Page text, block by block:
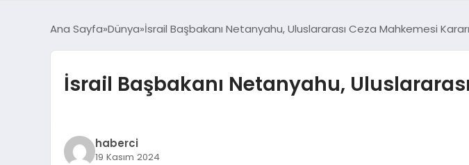
Ana Sayfa Dünya İsrail Başbakanı Netanyahu, Uluslararası Ceza Mahkemesi
İsrail Başbakanı Netanyahu,
haberci
19 Kasım 2024